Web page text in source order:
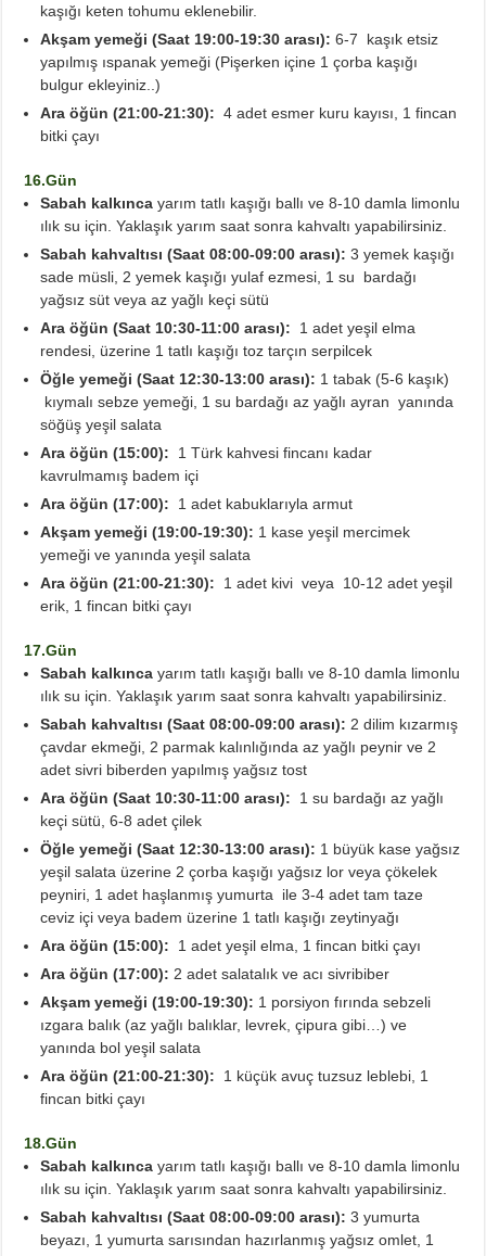
kaşığı keten tohumu eklenebilir.
Akşam yemeği (Saat 19:00-19:30 arası):6-7 kaşık etsiz
yapılmış ıspanak yemeği (Pişerken içine 1 çorba kaşığı
bulgur ekleyiniz..)
Ara öğün (21:00-21:30): 4 adet esmer kuru kayısı, 1 fincan
bitki çayı
16.Gün
Sabah kalkınca yarım tatlı kaşığı ballı ve 8-10 damla limonlu
ılık su için. Yaklaşık yarım saat sonra kahvaltı yapabilirsiniz.
Sabah kahvaltısı (Saat 08:00-09:00 arası): 3 yemek kaşığı
sade müsli, 2 yemek kaşığı yulaf ezmesi, 1 su bardağı
yağsız süt veya az yağlı keçi sütü
Ara öğün (Saat 10:30-11:00 arası): 1 adet yeşil elma
rendesi, üzerine 1 tatlı kaşığı toz tarçın serpilcek
Öğle yemeği (Saat 12:30-13:00 arası): 1 tabak (5-6 kaşık)
kıymalı sebze yemeği, 1 su bardağı az yağlı ayran yanında
söğüş yeşil salata
Ara öğün (15:00): 1 Türk kahvesi fincanı kadar
kavrulmamış badem içi
Ara öğün (17:00): 1 adet kabuklarıyla armut
Akşam yemeği (19:00-19:30): 1 kase yeşil mercimek
yemeği ve yanında yeşil salata
Ara öğün (21:00-21:30): 1 adet kivi veya 10-12 adet yeşil
erik, 1 fincan bitki çayı
17.Gün
Sabah kalkıncayarım tatlı kaşığı ballı ve 8-10 damla limonlu
ılık su için. Yaklaşık yarım saat sonra kahvaltı yapabilirsiniz.
Sabah kahvaltısı (Saat 08:00-09:00 arası): 2 dilim kızarmış
çavdar ekmeği, 2 parmak kalınlığında az yağlı peynir ve 2
adet sivri biberden yapılmış yağsız tost
Ara öğün (Saat 10:30-11:00 arası): 1 su bardağı az yağlı
keçi sütü, 6-8 adet çilek
Öğle yemeği (Saat 12:30-13:00 arası): 1 büyük kase yağsız
yeşil salata üzerine 2 çorba kaşığı yağsız lor veya çökelek
peyniri, 1 adet haşlanmış yumurta ile 3-4 adet tam taze
ceviz içi veya badem üzerine 1 tatlı kaşığı zeytinyağı
Ara öğün (15:00): 1 adet yeşil elma, 1 fincan bitki çayı
Ara öğün (17:00): 2 adet salatalık ve acı sivribiber
Akşam yemeği (19:00-19:30): 1 porsiyon fırında sebzeli
ızgara balık (az yağlı balıklar, levrek, çipura gibi…) ve
yanında bol yeşil salata
Ara öğün (21:00-21:30): 1 küçük avuç tuzsuz leblebi, 1
fincan bitki çayı
18.Gün
Sabah kalkıncayarım tatlı kaşığı ballı ve 8-10 damla limonlu
ılık su için. Yaklaşık yarım saat sonra kahvaltı yapabilirsiniz.
Sabah kahvaltısı (Saat 08:00-09:00 arası): 3 yumurta
beyazı, 1 yumurta sarısından hazırlanmış yağsız omlet, 1